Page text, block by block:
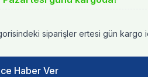
siparişler ertesi gün kargo
Haber Ver